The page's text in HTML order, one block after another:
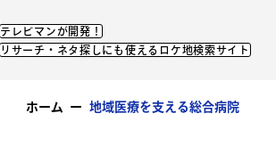
テレビマンが開発！
リサーチ・ネタ探しにも使えるロケ地検索サイト
ホーム ー 地域医療を支える総合病院